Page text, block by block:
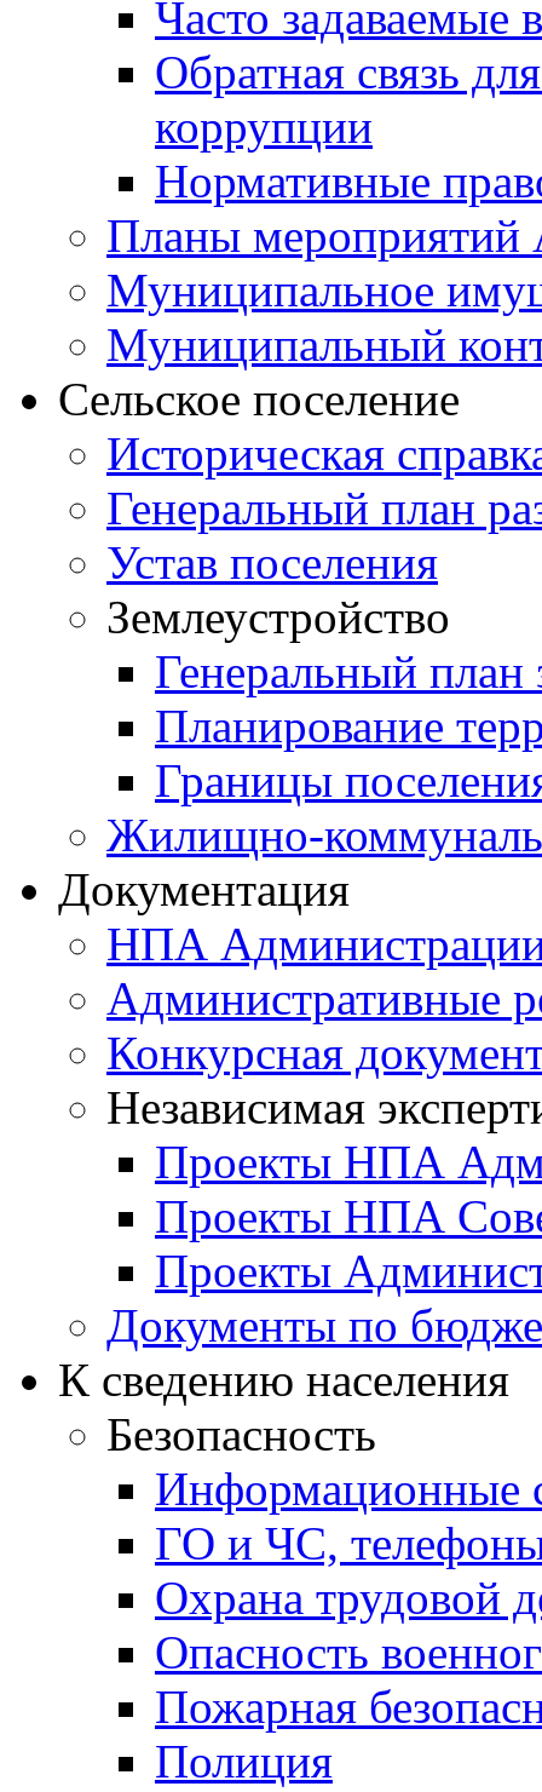
Часто задаваемые
Обратная связь
коррупции
Нормативные
Планы мероприятий
Муниципальное
Муниципальный
Сельское поселение
Историческая
Генеральный план
Устав поселения
Землеустройство
Генеральный план
Планирование
Границы
Жилищно-
Документация
НПА
Административные
Конкурсная
Независимая
Проекты НПА
Проекты НПА
Проекты
Документы по
К сведению населения
Безопасность
Информационные
ГО и ЧС,
Охрана трудовой
Опасность
Пожарная
Полиция